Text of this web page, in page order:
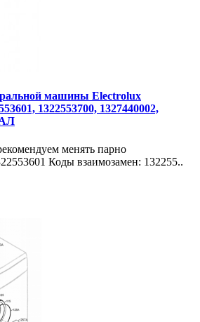
машины Electrolux
1322553700, 1327440002,
менять парно
Коды взаимозамен: 132255..